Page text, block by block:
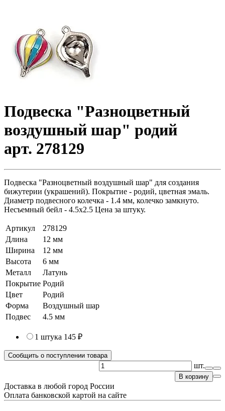
Подвеска "Разноцветный
воздушный шар" родий
арт. 278129
Подвеска "Разноцветный воздушный шар" для создания
бижутерии (украшений). Покрытие - родий, цветная эмаль.
Диаметр подвесного колечка - 1.4 мм, колечко замкнуто.
Несъемный бейл - 4.5х2.5 Цена за штуку.
Артикул
278129
Длина
12 мм
Ширина
12 мм
Высота
6 мм
Металл
Латунь
Покрытие Родий
Цвет
Родий
Форма
Воздушный шар
Подвес
4.5 мм
1 штука 145 ₽
Сообщить о поступлении товара
шт.
В корзину
Доставка в любой город России
Оплата банковской картой на сайте